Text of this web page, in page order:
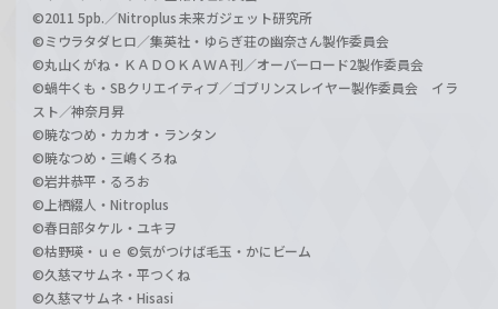
©2011 5pb.／Nitroplus 未来ガジェット研究所
©ミウラタダヒロ／集英社・ゆらぎ荘の幽奈さん製作委員会
©丸山くがね・ＫＡＤＯＫＡＷＡ刊／オーバーロード2製作委員会
©蝸牛くも・SBクリエイティブ／ゴブリンスレイヤー製作委員会 イラ
スト／神奈月昇
©暁なつめ・カカオ・ランタン
©暁なつめ・三嶋くろね
©岩井恭平・るろお
©上栖綴人・Nitroplus
©春日部タケル・ユキヲ
©枯野瑛・ｕｅ ©気がつけば毛玉・かにビーム
©久慈マサムネ・平つくね
©久慈マサムネ・Hisasi